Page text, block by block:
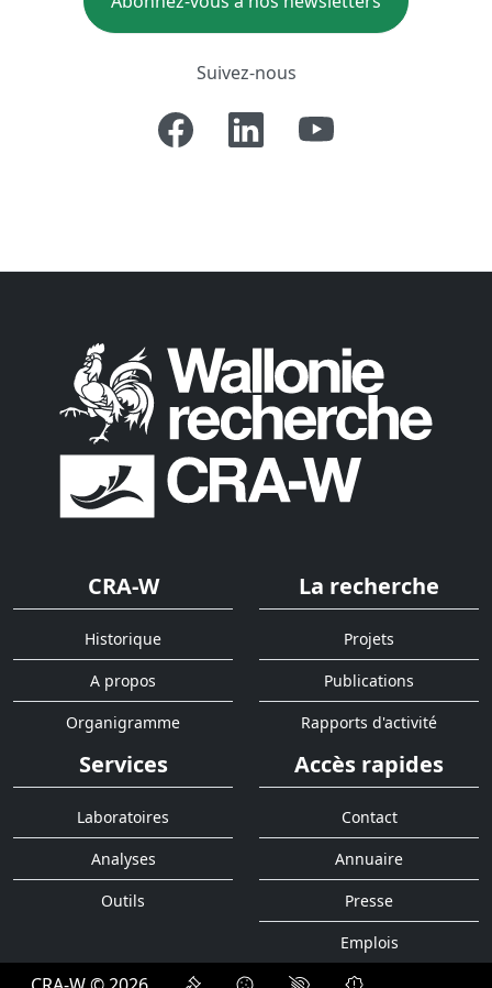
Suivez-nous
CRA-W
Historique
A propos
Organigramme
La recherche
Projets
Publications
Rapports d'activité
Services
Laboratoires
Analyses
Outils
Accès rapides
Contact
Annuaire
Presse
Emplois